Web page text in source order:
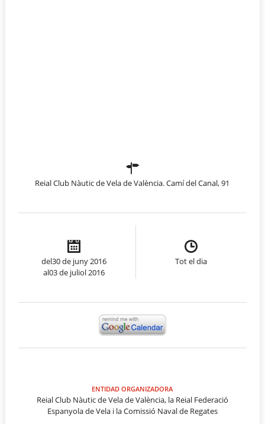
Reial Club Nàutic de Vela de València. Camí del Canal, 91
del30 de juny 2016
al03 de juliol 2016
Tot el dia
ENTIDAD ORGANIZADORA
Reial Club Nàutic de Vela de València, la Reial Federació
Espanyola de Vela i la Comissió Naval de Regates